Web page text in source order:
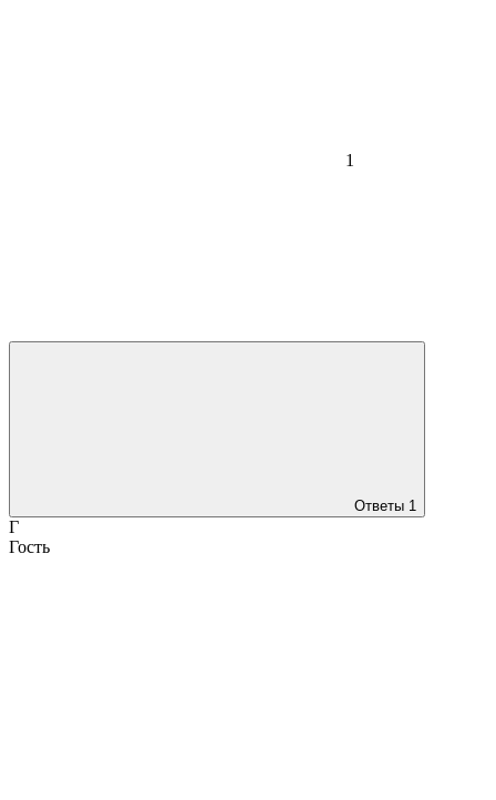
1
Ответы 1
Г
Гость